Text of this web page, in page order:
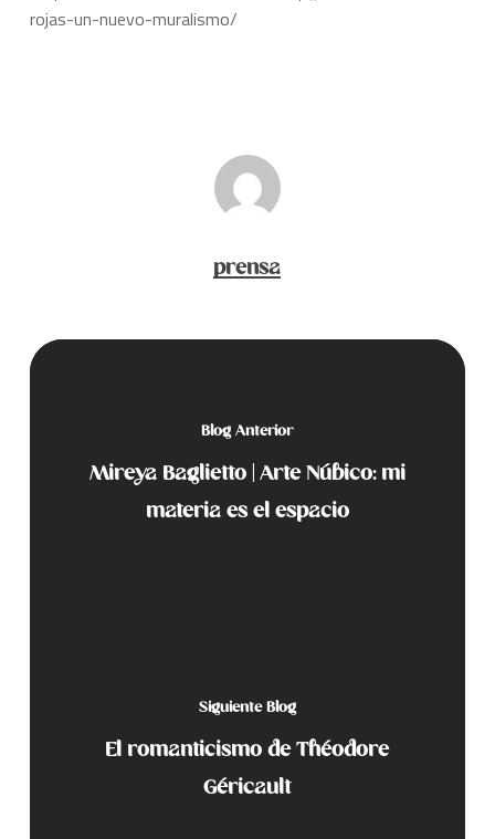
rojas-un-nuevo-muralismo/
prensa
Blog Anterior
Mireya Baglietto | Arte Núbico: mi
materia es el espacio
Siguiente Blog
El romanticismo de Théodore
Géricault